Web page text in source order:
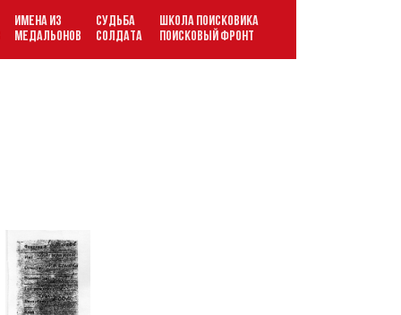
ИМЕНА ИЗ
МЕДАЛЬОНОВ
СУДЬБА
СОЛДАТА
ШКОЛА ПОИСКОВИКА
ПОИСКОВЫЙ ФРОНТ